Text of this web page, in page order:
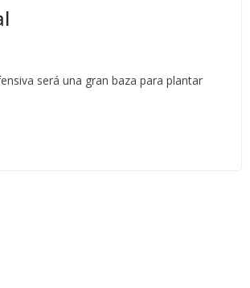
será una gran baza para plantar